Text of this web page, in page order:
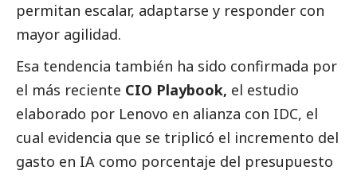
permitan escalar, adaptarse y responder con
mayor agilidad.
Esa tendencia también ha sido confirmada por
el más reciente CIO Playbook, el estudio
elaborado por Lenovo en alianza con IDC, el
cual evidencia que se triplicó el incremento del
gasto en IA como porcentaje del presupuesto